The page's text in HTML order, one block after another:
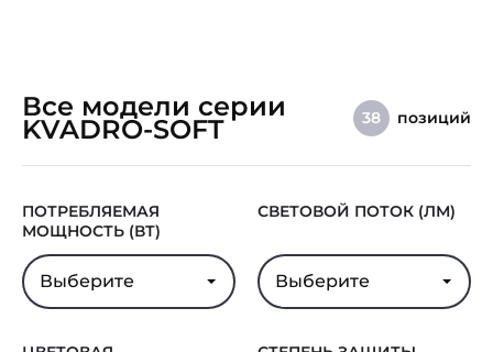
Все модели серии
KVADRO-SOFT 38 позиций
ПОТРЕБЛЯЕМАЯ
МОЩНОСТЬ (ВТ)
Выберите
СВЕТОВОЙ ПОТОК (ЛМ)
Выберите